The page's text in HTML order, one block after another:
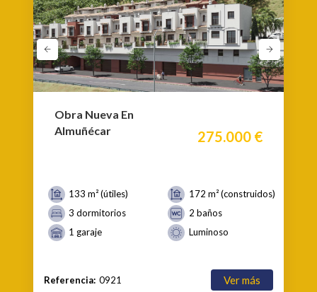
Obra Nueva En
Almuñécar
275.000 €
133 m² (útiles)
172 m² (construidos)
3 dormitorios
2 baños
1 garaje
Luminoso
Referencia: 0921 Ver más